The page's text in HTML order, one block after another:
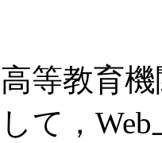
等教育
て，